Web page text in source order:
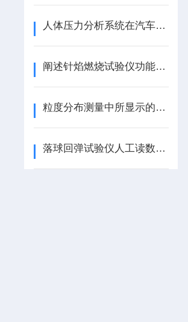
人体压力分析系统在汽车座椅设计中的应用
阐述针焰燃烧试验仪功能特点及适用范围
粒度分布测量中所显示的颗粒浓度的含义是什么
落球回弹试验仪人工读数和自动读数都要有的优势